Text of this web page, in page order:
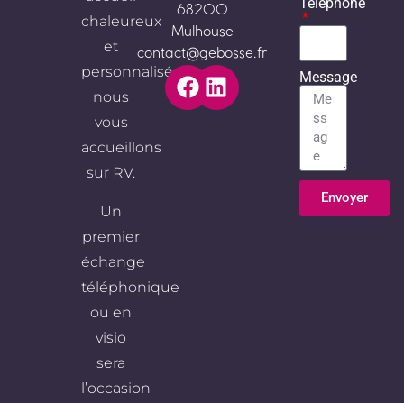
chaleureux
et
personnalisé,
nous
vous
accueillons
sur RV.
Un
premier
échange
téléphonique
ou en
visio
sera
l’occasion
68200
Mulhouse
contact@gebosse.fr
Message
Envoyer